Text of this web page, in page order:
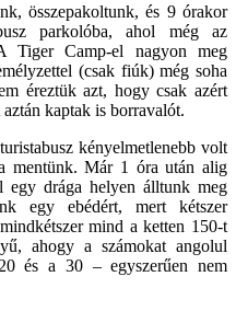
összepakoltunk, és 9 órakor
parkolóba, ahol még az
Tiger Camp-el nagyon meg
(csak fiúk) még soha
éreztük azt, hogy csak azért
kaptak is borravalót.
kényelmetlenebb volt
mentünk. Már 1 óra után alig
egy drága helyen álltunk meg
egy ebédért, mert kétszer
mind a ketten 150-t
ahogy a számokat angolul
és a 30 – egyszerűen nem